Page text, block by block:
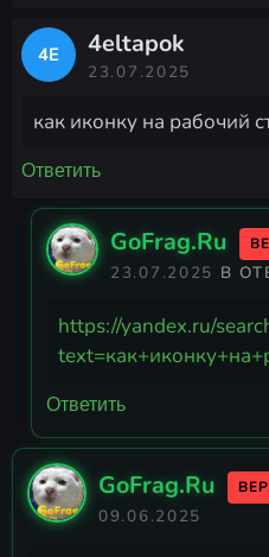
4E 4eltapok
23.07.2025
как иконку на рабочий
Ответить
GoFrag.Ru
23.07.2025 В
https://yandex.ru/
Ответить
GoFrag.Ru
09.06.2025